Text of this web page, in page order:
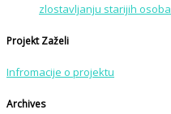
zlostavljanju starijih osoba
Projekt Zaželi
Infromacije o projektu
Archives